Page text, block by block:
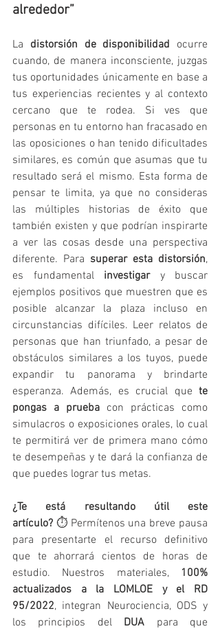
alrededor”
La distorsión de disponibilidad ocurre
cuando, de manera inconsciente, juzgas
tus oportunidades únicamente en base a
tus experiencias recientes y al contexto
cercano que te rodea. Si ves que
personas en tu entorno han fracasado en
las oposiciones o han tenido dificultades
similares, es común que asumas que tu
resultado será el mismo. Esta forma de
pensar te limita, ya que no consideras
las múltiples historias de éxito que
también existen y que podrían inspirarte
a ver las cosas desde una perspectiva
diferente. Para superar esta distorsión,
es fundamental investigar y buscar
ejemplos positivos que muestren que es
posible alcanzar la plaza incluso en
circunstancias difíciles. Leer relatos de
personas que han triunfado, a pesar de
obstáculos similares a los tuyos, puede
expandir tu panorama y brindarte
esperanza. Además, es crucial que te
pongas a prueba con prácticas como
simulacros o exposiciones orales, lo cual
te permitirá ver de primera mano cómo
te desempeñas y te dará la confianza de
que puedes lograr tus metas.
¿Te está resultando útil este
artículo? ⏱️ Permítenos una breve pausa
para presentarte el recurso definitivo
que te ahorrará cientos de horas de
estudio. Nuestros materiales, 100%
actualizados a la LOMLOE y el RD
95/2022, integran Neurociencia, ODS y
los principios del DUA para que